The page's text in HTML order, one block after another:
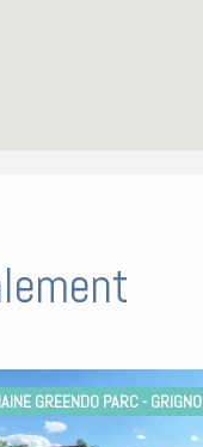
GREENDO PARC - GRIGNON